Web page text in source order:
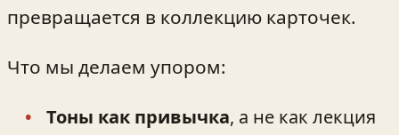
превращается в коллекцию карточек.
Что мы делаем упором:
Тоны как привычка, а не как лекция